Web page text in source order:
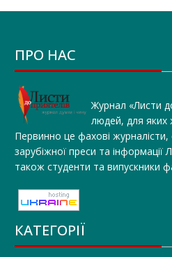
ПРО НАС
Журнал «Листи
людей, для яких
Первинно це фахові журналісти,
зарубіжної преси та інформації
також студенти та випускники
КАТЕГОРІЇ